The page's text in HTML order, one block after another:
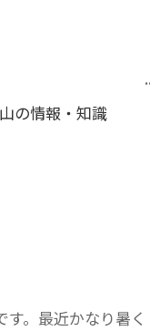
の情報・知識
。最近かなり暑く